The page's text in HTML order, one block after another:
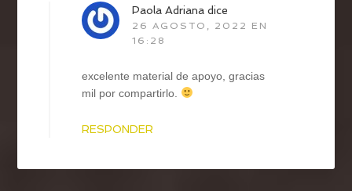
Paola Adriana dice
26 AGOSTO, 2022 EN
16:28
excelente material de apoyo, gracias
mil por compartirlo.
RESPONDER